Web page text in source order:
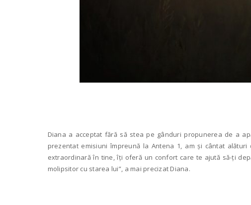
Diana a acceptat fără să stea pe gânduri propunerea de a
prezentat emisiuni împreună la Antena 1, am și cântat
extraordinară în tine, îți oferă un confort care te ajută să-ți
molipsitor cu starea lui”, a mai precizat Diana.